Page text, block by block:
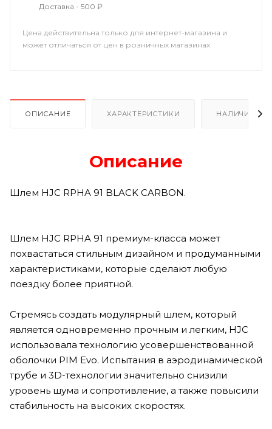
Доставка - 500 ₽
Цена действительна только для интернет-магазина и
может отличаться от цен в розничных магазинах
ОПИСАНИЕ ХАРАКТЕРИСТИКИ НАЛИЧИЕ В
Описание
Шлем HJC RPHA 91 BLACK CARBON.
Шлем HJC RPHA 91 премиум-класса может
похвастаться стильным дизайном и продуманными
характеристиками, которые сделают любую
поездку более приятной.
Стремясь создать модулярный шлем, который
является одновременно прочным и легким, HJC
использовала технологию усовершенствованной
оболочки PIM Evo. Испытания в аэродинамической
трубе и 3D-технологии значительно снизили
уровень шума и сопротивление, а также повысили
стабильность на высоких скоростях.